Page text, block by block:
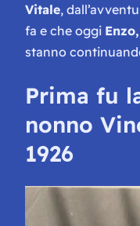
Vitale,
fa e che oggi
stanno
Prima fu
nonno
1926